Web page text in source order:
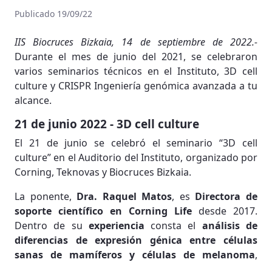
Publicado 19/09/22
IIS Biocruces Bizkaia, 14 de septiembre de 2022.-
Durante el mes de junio del 2021, se celebraron
varios seminarios técnicos en el Instituto, 3D cell
culture y CRISPR Ingeniería genómica avanzada a tu
alcance.
21 de junio 2022 - 3D cell culture
El 21 de junio se celebró el seminario “3D cell
culture” en el Auditorio del Instituto, organizado por
Corning, Teknovas y Biocruces Bizkaia.
La ponente, Dra. Raquel Matos, es Directora de
soporte científico en Corning Life desde 2017.
Dentro de su experiencia consta el análisis de
diferencias de expresión génica entre células
sanas de mamíferos y células de melanoma,